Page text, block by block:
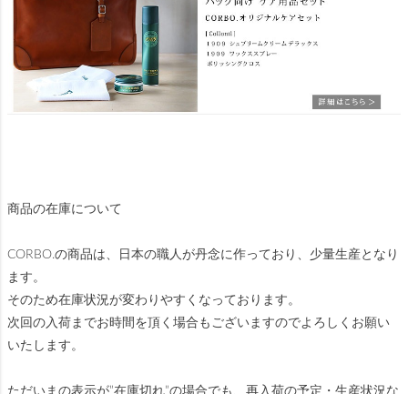
商品の在庫について
CORBO.の商品は、日本の職人が丹念に作っており、少量生産となり
ます。
そのため在庫状況が変わりやすくなっております。
次回の入荷までお時間を頂く場合もございますのでよろしくお願い
いたします。